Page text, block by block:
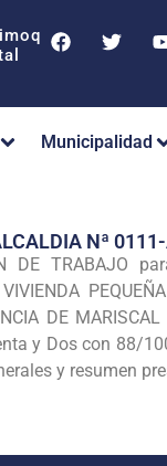
Municipalidad
Nª
DE TRABAJO
DE
y Dos con 88/
y resumen